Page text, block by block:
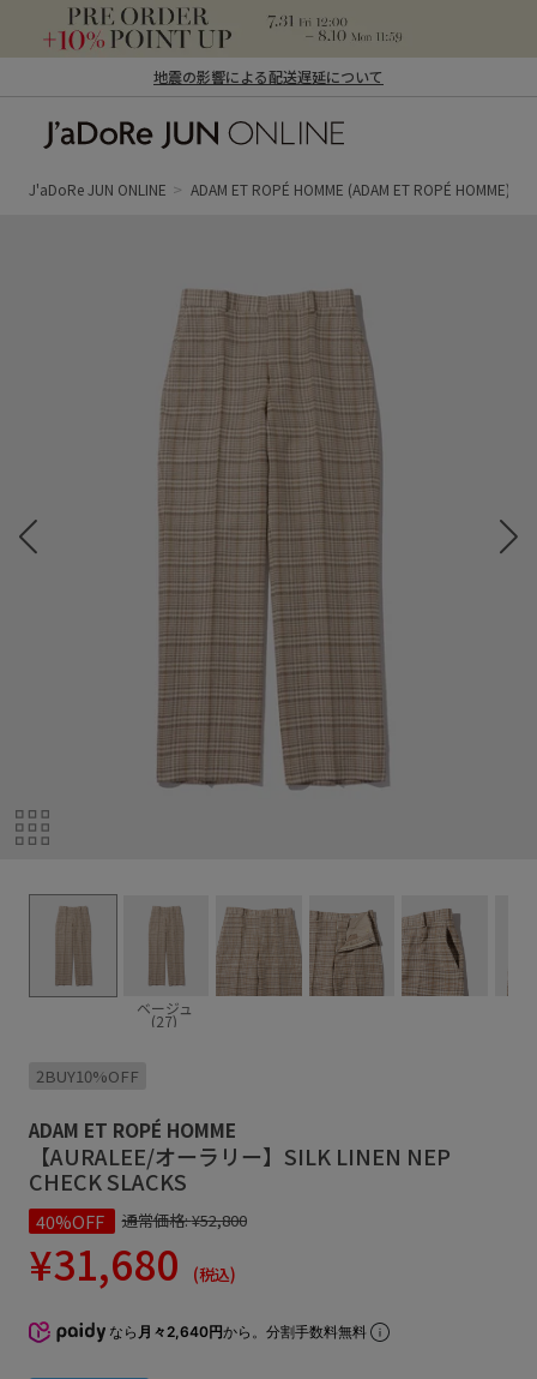
地震の影響による配送遅延について
ン オンライン）
J'aDoRe JUN ONLINE ADAM ET ROPÉ HOMME (ADAM ET ROPÉ HOMME)
ベージュ
(27)
2BUY10%OFF
ADAM ET ROPÉ HOMME
【AURALEE/オーラリー】SILK LINEN NEP
CHECK SLACKS
40%OFF 通常価格:¥52,800
¥31,680 (税込)
なら 月々2,640円から。分割手数料無料